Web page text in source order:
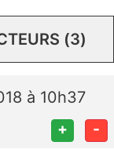
(3)
à 10h37
+ -